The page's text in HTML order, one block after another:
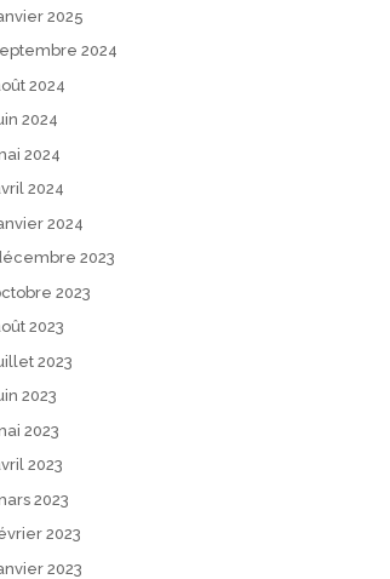
2025
2024
2024
2024
2024
2024
2024
2023
2023
2023
2023
2023
2023
2023
2023
2023
2023